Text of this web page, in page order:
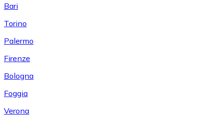
Bari
Torino
Palermo
Firenze
Bologna
Foggia
Verona